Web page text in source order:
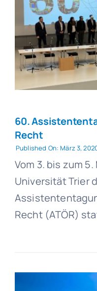
60.
Recht
Published On: März 3,
Vom 3. bis zum
Universität Trier
Recht (ATÖR)